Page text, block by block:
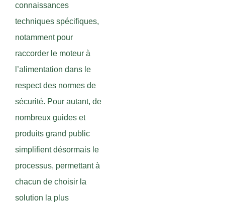
connaissances
techniques spécifiques,
notamment pour
raccorder le moteur à
l’alimentation dans le
respect des normes de
sécurité. Pour autant, de
nombreux guides et
produits grand public
simplifient désormais le
processus, permettant à
chacun de choisir la
solution la plus